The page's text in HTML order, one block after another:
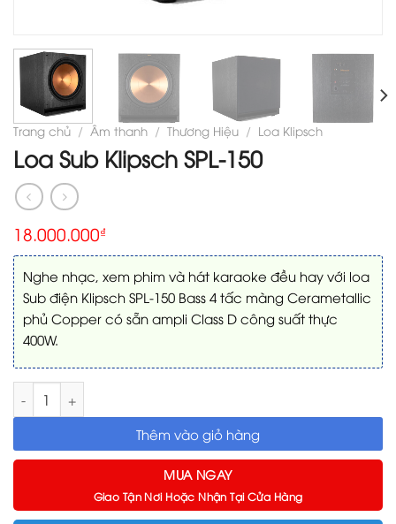
Trang chủ / Âm thanh / Thương Hiệu / Loa Klipsch
Loa Sub Klipsch SPL-150
18.000.000₫
Nghe nhạc, xem phim và hát karaoke đều hay với loa
Sub điện Klipsch SPL-150 Bass 4 tấc màng Cerametallic
phủ Copper có sẵn ampli Class D công suất thực
400W.
Loa Sub Klipsch SPL-150 số lượng
Thêm vào giỏ hàng
MUA NGAY
Giao Tận Nơi Hoặc Nhận Tại Cửa Hàng